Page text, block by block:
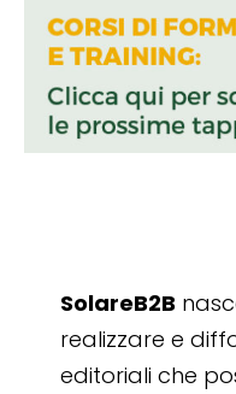
SolareB2B
realizzare e
editoriali che